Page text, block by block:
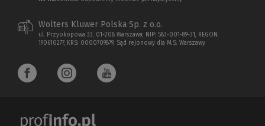
Wolters Kluwer Polska Sp. z o.o.
ul. Przyokopowa 33, 01-208 Warszawa; NIP: 583-001-89-31, REGON:
190610277, KRS: 0000709879, Sąd rejonowy dla M.S. Warszawy